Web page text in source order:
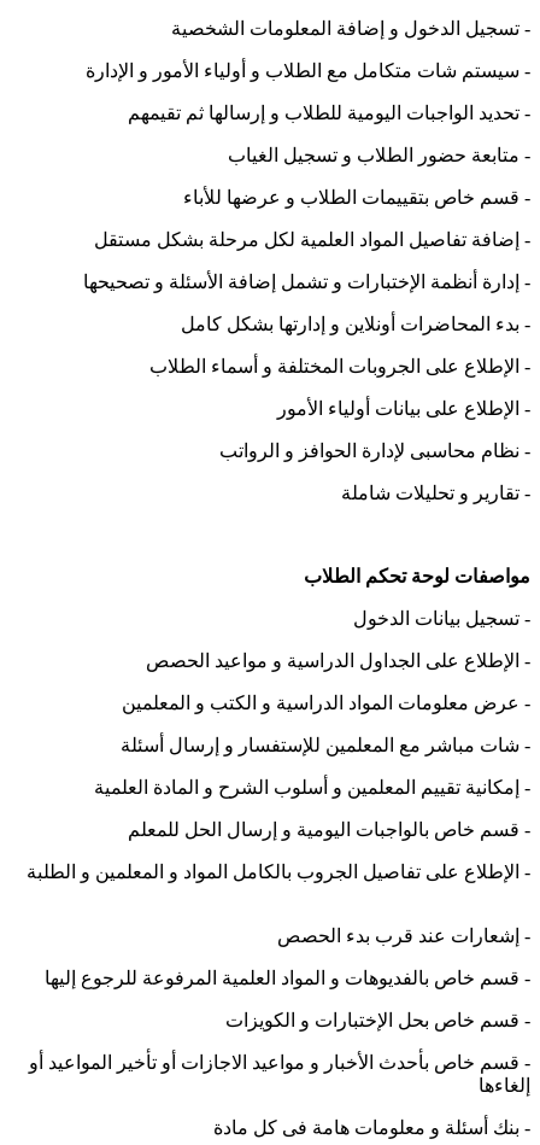
- تسجيل الدخول و إضافة المعلومات الشخصية
- سيستم شات متكامل مع الطلاب و أولياء الأمور و الإدارة
- تحديد الواجبات اليومية للطلاب و إرسالها ثم تقيمهم
- متابعة حضور الطلاب و تسجيل الغياب
- قسم خاص بتقييمات الطلاب و عرضها للأباء
- إضافة تفاصيل المواد العلمية لكل مرحلة بشكل مستقل
- إدارة أنظمة الإختبارات و تشمل إضافة الأسئلة و تصحيحها
- بدء المحاضرات أونلاين و إدارتها بشكل كامل
- الإطلاع على الجروبات المختلفة و أسماء الطلاب
- الإطلاع على بيانات أولياء الأمور
- نظام محاسبى لإدارة الحوافز و الرواتب
- تقارير و تحليلات شاملة
مواصفات لوحة تحكم الطلاب
- تسجيل بيانات الدخول
- الإطلاع على الجداول الدراسية و مواعيد الحصص
- عرض معلومات المواد الدراسية و الكتب و المعلمين
- شات مباشر مع المعلمين للإستفسار و إرسال أسئلة
- إمكانية تقييم المعلمين و أسلوب الشرح و المادة العلمية
- قسم خاص بالواجبات اليومية و إرسال الحل للمعلم
- الإطلاع على تفاصيل الجروب بالكامل المواد و المعلمين و الطلبة
- إشعارات عند قرب بدء الحصص
- قسم خاص بالفديوهات و المواد العلمية المرفوعة للرجوع إليها
- قسم خاص بحل الإختبارات و الكويزات
- قسم خاص بأحدث الأخبار و مواعيد الاجازات أو تأخير المواعيد أو
إلغاءها
- بنك أسئلة و معلومات هامة فى كل مادة